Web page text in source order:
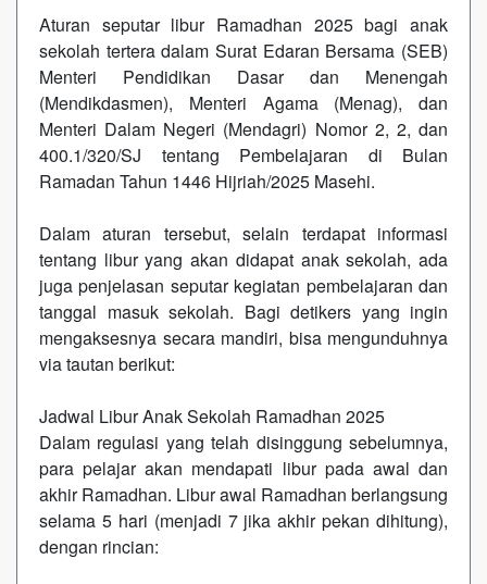
Aturan seputar libur Ramadhan 2025 bagi anak
sekolah tertera dalam Surat Edaran Bersama (SEB)
Menteri Pendidikan Dasar dan Menengah
(Mendikdasmen), Menteri Agama (Menag), dan
Menteri Dalam Negeri (Mendagri) Nomor 2, 2, dan
400.1/320/SJ tentang Pembelajaran di Bulan
Ramadan Tahun 1446 Hijriah/2025 Masehi.
Dalam aturan tersebut, selain terdapat informasi
tentang libur yang akan didapat anak sekolah, ada
juga penjelasan seputar kegiatan pembelajaran dan
tanggal masuk sekolah. Bagi detikers yang ingin
mengaksesnya secara mandiri, bisa mengunduhnya
via tautan berikut:
Jadwal Libur Anak Sekolah Ramadhan 2025
Dalam regulasi yang telah disinggung sebelumnya,
para pelajar akan mendapati libur pada awal dan
akhir Ramadhan. Libur awal Ramadhan berlangsung
selama 5 hari (menjadi 7 jika akhir pekan dihitung),
dengan rincian: